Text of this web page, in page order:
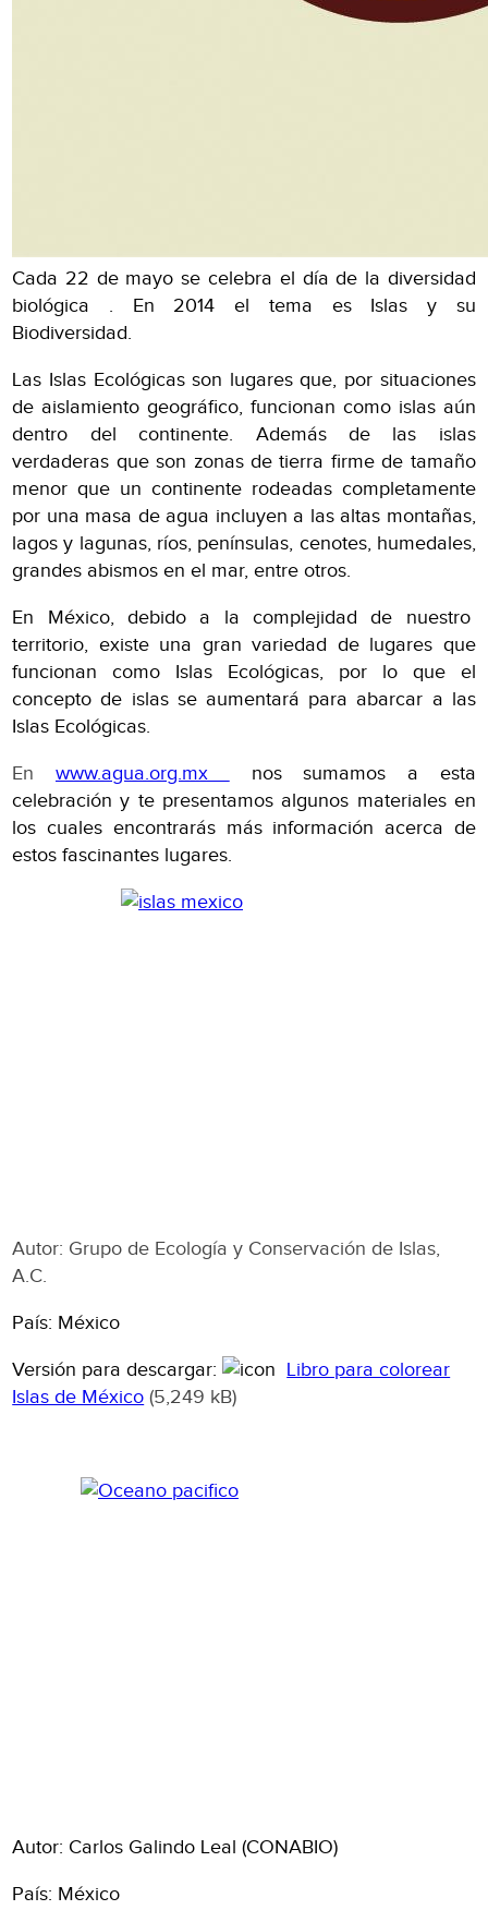
Cada 22 de mayo se celebra el día de la diversidad
biológica . En 2014 el tema es Islas y su
Biodiversidad.
Las Islas Ecológicas son lugares que, por situaciones
de aislamiento geográfico, funcionan como islas aún
dentro del continente. Además de las islas
verdaderas que son zonas de tierra firme de tamaño
menor que un continente rodeadas completamente
por una masa de agua incluyen a las altas montañas,
lagos y lagunas, ríos, penínsulas, cenotes, humedales,
grandes abismos en el mar, entre otros.
En México, debido a la complejidad de nuestro
territorio, existe una gran variedad de lugares que
funcionan como Islas Ecológicas, por lo que el
concepto de islas se aumentará para abarcar a las
Islas Ecológicas.
En www.agua.org.mx
nos sumamos a esta
celebración y te presentamos algunos materiales en
los cuales encontrarás más información acerca de
estos fascinantes lugares.
Autor: Grupo de Ecología y Conservación de Islas,
A.C.
País: México
Versión para descargar:
Libro para colorear
Islas de México (5,249 kB)
Autor: Carlos Galindo Leal (CONABIO)
País: México